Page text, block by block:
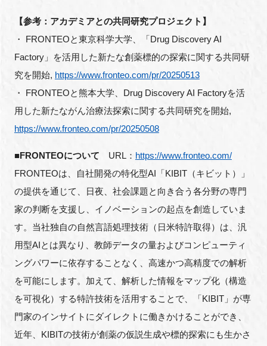
【参考：アカデミアとの共同研究プロジェクト】
・ FRONTEOと東京科学大学、「Drug Discovery AI
Factory」を活用した新たな創薬標的の探索に関する共同研
究を開始, https://www.fronteo.com/pr/20250513
・ FRONTEOと熊本大学、Drug Discovery AI Factoryを活
用した新たながん治療法探索に関する共同研究を開始,
https://www.fronteo.com/pr/20250508
■FRONTEOについて URL： https://www.fronteo.com/
FRONTEOは、自社開発の特化型AI「KIBIT（キビット）」
の提供を通じて、日夜、社会課題と向き合う各分野の専門
家の判断を支援し、イノベーションの起点を創造していま
す。当社独自の自然言語処理技術（日米特許取得）は、汎
用型AIとは異なり、教師データの量およびコンピューティ
ングパワーに依存することなく、高速かつ高精度での解析
を可能にします。加えて、解析した情報をマップ化（構造
を可視化）する特許技術を活用することで、「KIBIT」が専
門家のインサイトにダイレクトに働きかけることができ、
近年、KIBITの技術が創薬の仮説生成や標的探索にも生かさ